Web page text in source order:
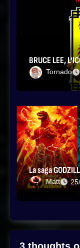
BRUCE LEE,
Tornado
La saga
Matt